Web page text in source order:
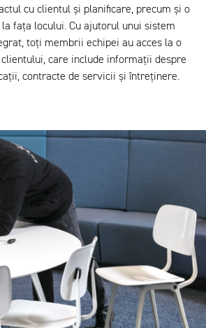
cu clientul și planificare, precum și o
fața locului. Cu ajutorul unui sistem
toți membrii echipei au acces la o
care include informații despre
contracte de servicii și întreținere.